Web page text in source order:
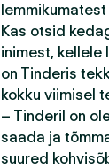
Kas otsid
inimest, kellele
on Tinderis
kokku viimisel
– Tinderil on
saada ja
suured